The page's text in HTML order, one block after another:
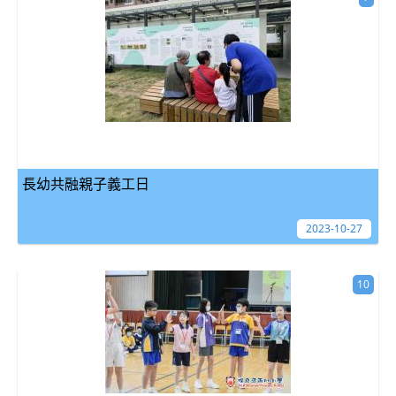
長幼共融親子義工日
2023-10-27
10